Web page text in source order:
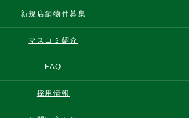
新規店舗物件募集
マスコミ紹介
FAQ
採用情報